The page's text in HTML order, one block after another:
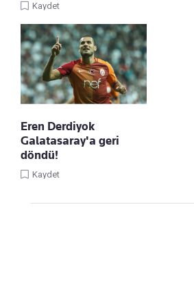
Kaydet
Eren Derdiyok
Galatasaray'a geri
döndü!
Kaydet